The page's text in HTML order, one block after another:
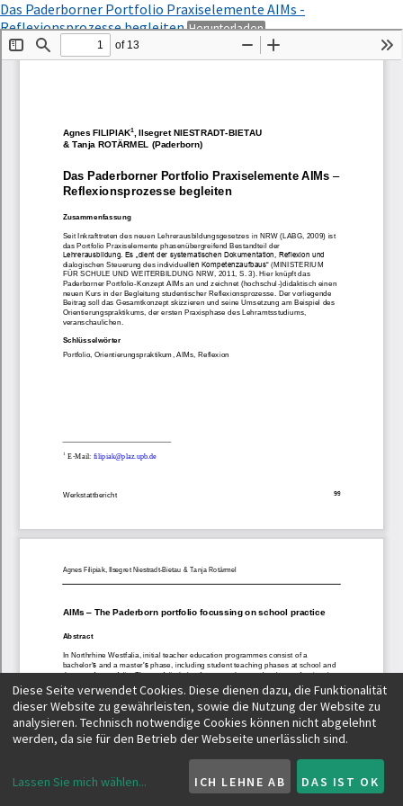
Zu
Artikeldetails
zurückkehren
Das Paderborner Portfolio Praxiselemente AIMs -
Reflexionsprozesse begleitenHerunterladenPDF
herunterladen
Diese Seite verwendet Cookies. Diese dienen dazu, die Funktionalität
dieser Website zu gewährleisten, sowie die Nutzung der Website zu
analysieren. Technisch notwendige Cookies können nicht abgelehnt
werden, da sie für den Betrieb der Webseite unerlässlich sind.
Lassen Sie mich wählen... ICH LEHNE AB DAS IST OK